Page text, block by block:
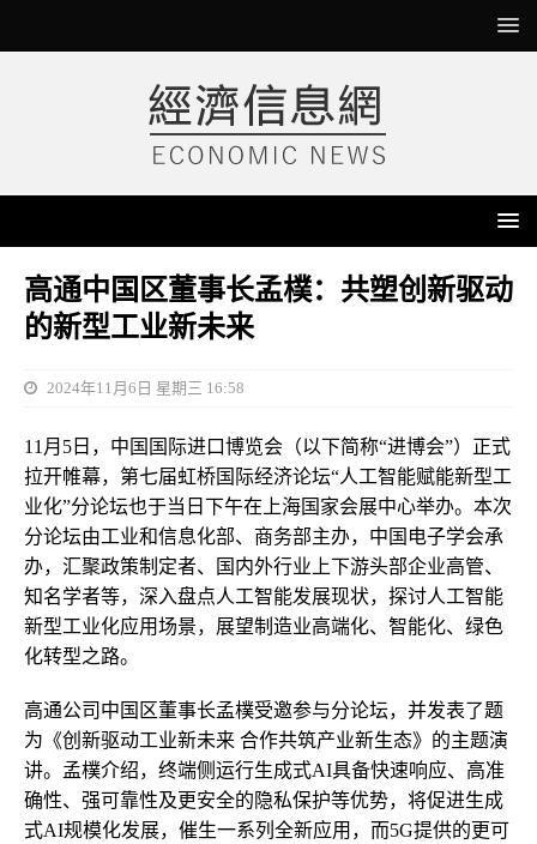
高通中国区董事长孟樸：共塑创新驱动
的新型工业新未来
2024年11月6日 星期三 16:58
11月5日，中国国际进口博览会（以下简称“进博会”）正式
拉开帷幕，第七届虹桥国际经济论坛“人工智能赋能新型工
业化”分论坛也于当日下午在上海国家会展中心举办。本次
分论坛由工业和信息化部、商务部主办，中国电子学会承
办，汇聚政策制定者、国内外行业上下游头部企业高管、
知名学者等，深入盘点人工智能发展现状，探讨人工智能
新型工业化应用场景，展望制造业高端化、智能化、绿色
化转型之路。
高通公司中国区董事长孟樸受邀参与分论坛，并发表了题
为《创新驱动工业新未来 合作共筑产业新生态》的主题演
讲。孟樸介绍，终端侧运行生成式AI具备快速响应、高准
确性、强可靠性及更安全的隐私保护等优势，将促进生成
式AI规模化发展，催生一系列全新应用，而5G提供的更可